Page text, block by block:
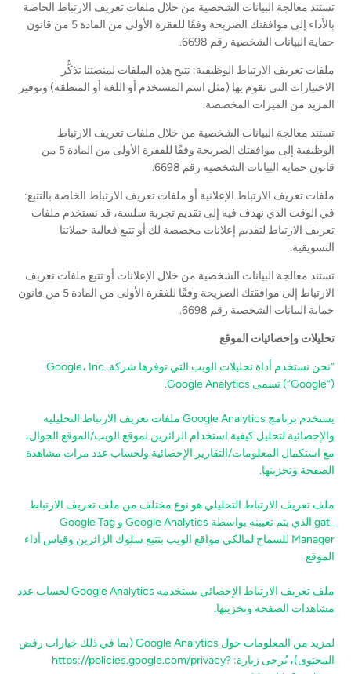
تستند معالجة البيانات الشخصية من خلال ملفات تعريف الارتباط الخاصة
بالأداء إلى موافقتك الصريحة وفقًا للفقرة الأولى من المادة 5 من قانون
حماية البيانات الشخصية رقم 6698.
ملفات تعريف الارتباط الوظيفية: تتيح هذه الملفات لمنصتنا تذكُّر
الاختيارات التي تقوم بها (مثل اسم المستخدم أو اللغة أو المنطقة) وتوفير
المزيد من الميزات المخصصة.
تستند معالجة البيانات الشخصية من خلال ملفات تعريف الارتباط
الوظيفية إلى موافقتك الصريحة وفقًا للفقرة الأولى من المادة 5 من
قانون حماية البيانات الشخصية رقم 6698.
ملفات تعريف الارتباط الإعلانية أو ملفات تعريف الارتباط الخاصة بالتتبع:
في الوقت الذي نهدف فيه إلى تقديم تجربة سلسة، قد نستخدم ملفات
تعريف الارتباط لتقديم إعلانات مخصصة لك أو تتبع فعالية حملاتنا
التسويقية.
تستند معالجة البيانات الشخصية من خلال الإعلانات أو تتبع ملفات تعريف
الارتباط إلى موافقتك الصريحة وفقًا للفقرة الأولى من المادة 5 من قانون
حماية البيانات الشخصية رقم 6698.
تحليلات وإحصائيات الموقع
“نحن نستخدم أداة تحليلات الويب التي توفرها شركة Google، Inc.
(“Google”) تسمى Google Analytics.
يستخدم برنامج Google Analytics ملفات تعريف الارتباط التحليلية
والإحصائية لتحليل كيفية استخدام الزائرين لموقع الويب/الموقع الجوال،
مع استكمال المعلومات/التقارير الإحصائية ولحساب عدد مرات مشاهدة
الصفحة وتخزينها.
ملف تعريف الارتباط التحليلي هو نوع مختلف من ملف تعريف الارتباط
_gat الذي يتم تعيينه بواسطة Google Analytics و Google Tag
Manager للسماح لمالكي مواقع الويب بتتبع سلوك الزائرين وقياس أداء
الموقع
ملف تعريف الارتباط الإحصائي يستخدمه Google Analytics لحساب عدد
مشاهدات الصفحة وتخزينها.
لمزيد من المعلومات حول Google Analytics (بما في ذلك خيارات رفض
المحتوى)، يُرجى زيارة: https://policies.google.com/privacy?